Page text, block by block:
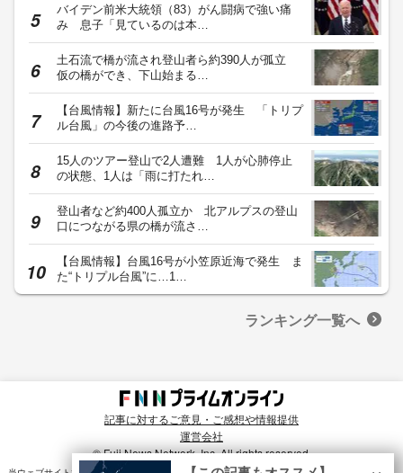
バイデン前米大統領（83）がん闘病で強い痛
み 息子「見ているのは本…
土石流で橋が流され登山者ら約390人が孤立
仮の橋ができ、下山始まる…
【台風情報】新たに台風16号が発生 「トリプ
ル台風」の今後の進路予…
15人のツアー登山で2人遭難 1人が心肺停止
の状態、1人は「雨に打たれ…
登山者など約400人孤立か 北アルプスの登山
口につながる県の橋が流さ…
【台風情報】台風16号が小笠原近海で発生 ま
た“トリプル台風”に…1…
ランキング一覧へ
記事に対するご意見・ご感想や情報提供
運営会社
© Fuji News Network, Inc. All rights reserved.